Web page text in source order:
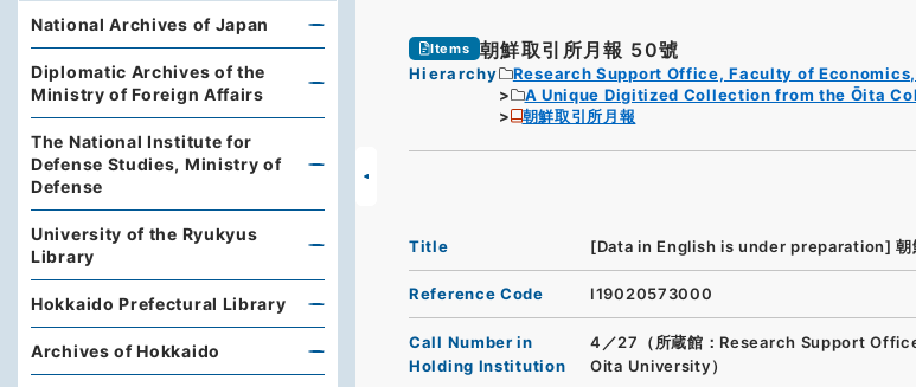
Items 朝鮮取引所月報 50號
Hierarchy
Research Support Office, Faculty of
A Unique Digitized Collection from the Ōita
朝鮮取引所月報
Title [Data in English is under preparation] 朝
Reference Code I19020573000
Call Number in
Holding Institution
4／27（所蔵館：Research Support
Oita University）
National Archives of Japan
Diplomatic Archives of the
Ministry of Foreign Affairs
The National Institute for
Defense Studies, Ministry of
Defense
University of the Ryukyus
Library
Hokkaido Prefectural Library
Archives of Hokkaido